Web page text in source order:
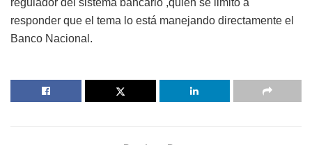
regulador del sistema bancario ,quien se limitó a
responder que el tema lo está manejando directamente el
Banco Nacional.